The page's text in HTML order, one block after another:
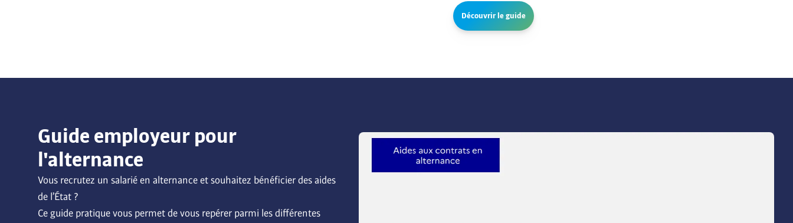
Découvrir le guide
Guide employeur pour
l'alternance
Vous recrutez un salarié en alternance et souhaitez bénéficier des aides
de l’État ?
Ce guide pratique vous permet de vous repérer parmi les différentes